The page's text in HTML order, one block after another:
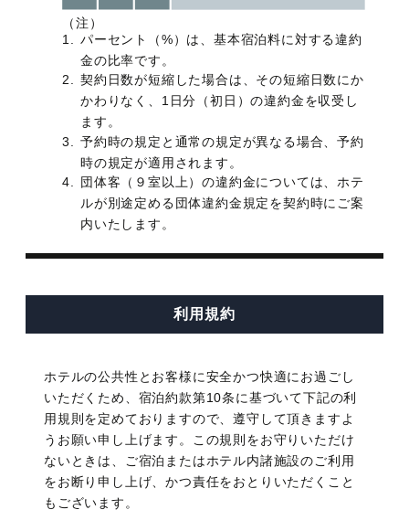
（注）
パーセント（%）は、基本宿泊料に対する違約
金の比率です。
契約日数が短縮した場合は、その短縮日数にか
かわりなく、1日分（初日）の違約金を収受し
ます。
予約時の規定と通常の規定が異なる場合、予約
時の規定が適用されます。
団体客（９室以上）の違約金については、ホテ
ルが別途定める団体違約金規定を契約時にご案
内いたします。
利用規約
ホテルの公共性とお客様に安全かつ快適にお過ごし
いただくため、宿泊約款第10条に基づいて下記の利
用規則を定めておりますので、遵守して頂きますよ
うお願い申し上げます。この規則をお守りいただけ
ないときは、ご宿泊またはホテル内諸施設のご利用
をお断り申し上げ、かつ責任をおとりいただくこと
もございます。